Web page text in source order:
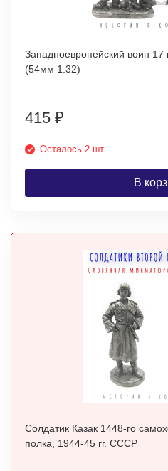
Западноевропейский воин 17
(54мм 1:32)
415 ₽
Осталось 2 шт.
В
Солдатик Казак 1448-го
полка, 1944-45 гг. СССР